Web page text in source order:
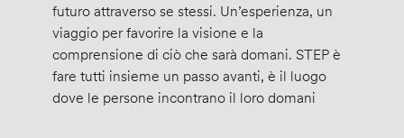
futuro attraverso se stessi. Un’esperienza, un
viaggio per favorire la visione e la
comprensione di ciò che sarà domani. STEP è
fare tutti insieme un passo avanti, è il luogo
dove le persone incontrano il loro domani